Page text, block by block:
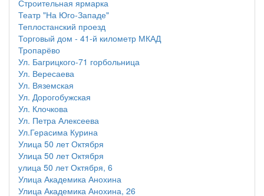
Строительная ярмарка
Театр "На Юго-Западе"
Теплостанский проезд
Торговый дом - 41-й километр МКАД
Тропарёво
Ул. Багрицкого-71 горбольница
Ул. Вересаева
Ул. Вяземская
Ул. Дорогобужская
Ул. Клочкова
Ул. Петра Алексеева
Ул.Герасима Курина
Улица 50 лет Октября
Улица 50 лет Октября
улица 50 лет Октября, 6
Улица Академика Анохина
Улица Академика Анохина, 26